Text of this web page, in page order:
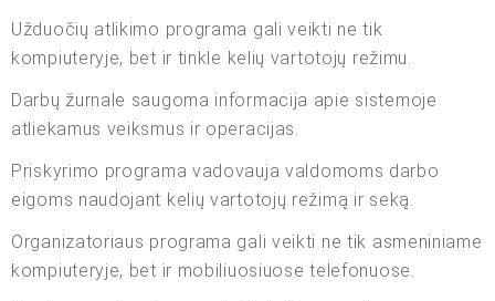
Užduočių atlikimo programa gali veikti ne tik
kompiuteryje, bet ir tinkle kelių vartotojų režimu.
Darbų žurnale saugoma informacija apie sistemoje
atliekamus veiksmus ir operacijas.
Priskyrimo programa vadovauja valdomoms darbo
eigoms naudojant kelių vartotojų režimą ir seką.
Organizatoriaus programa gali veikti ne tik asmeniniame
kompiuteryje, bet ir mobiliuosiuose telefonuose.